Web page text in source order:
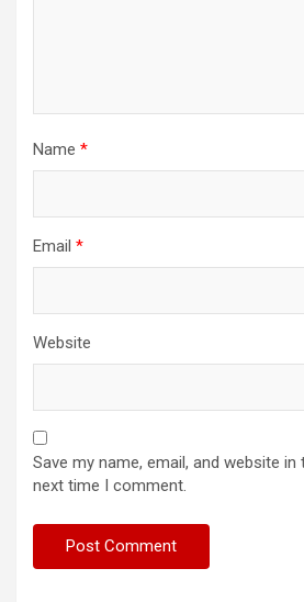
Name *
Email *
Website
Save my name, email, and website
next time I comment.